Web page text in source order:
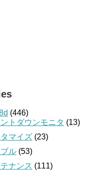
(446)
トダウンモニタ (13)
マイズ (23)
ブル (53)
ナンス (111)